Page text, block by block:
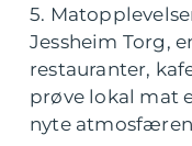
5.
Jessheim Torg,
restauranter,
prøve lokal mat
nyte